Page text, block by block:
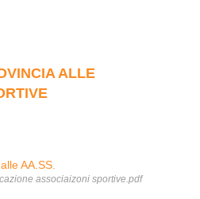
ALLE
AA.SS.
associaizoni sportive.pdf